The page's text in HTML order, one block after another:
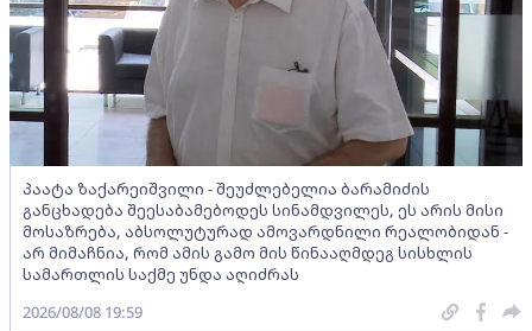
პაატა ზაქარეიშვილი - შეუძლებელია ბარამიძის
განცხადება შეესაბამებოდეს სინამდვილეს, ეს არის მისი
მოსაზრება, აბსოლუტურად ამოვარდნილი რეალობიდან -
არ მიმაჩნია, რომ ამის გამო მის წინააღმდეგ სისხლის
სამართლის საქმე უნდა აღიძრას
2026/08/08 19:59